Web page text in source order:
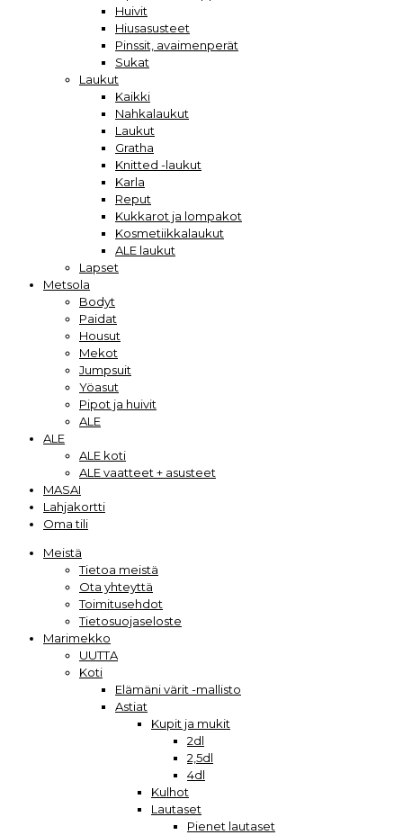
Huivit
Hiusasusteet
Pinssit, avaimenperät
Sukat
Laukut
Kaikki
Nahkalaukut
Laukut
Gratha
Knitted -laukut
Karla
Reput
Kukkarot ja lompakot
Kosmetiikkalaukut
ALE laukut
Lapset
Metsola
Bodyt
Paidat
Housut
Mekot
Jumpsuit
Yöasut
Pipot ja huivit
ALE
ALE
ALE koti
ALE vaatteet + asusteet
MASAI
Lahjakortti
Oma tili
Meistä
Tietoa meistä
Ota yhteyttä
Toimitusehdot
Tietosuojaseloste
Marimekko
UUTTA
Koti
Elämäni värit -mallisto
Astiat
Kupit ja mukit
2dl
2,5dl
4dl
Kulhot
Lautaset
Pienet lautaset